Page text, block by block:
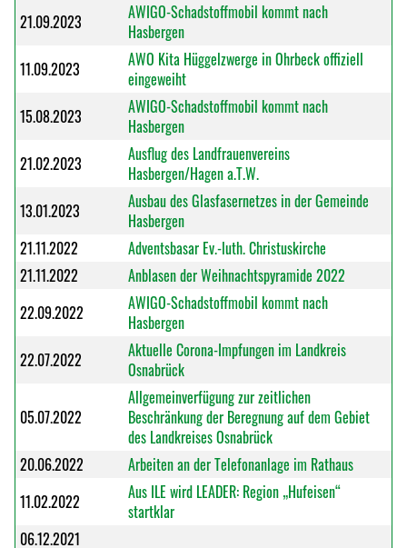
21.09.2023
AWIGO-Schadstoffmobil kommt nach
Hasbergen
11.09.2023
AWO Kita Hüggelzwerge in Ohrbeck offiziell
eingeweiht
15.08.2023
AWIGO-Schadstoffmobil kommt nach
Hasbergen
21.02.2023
Ausflug des Landfrauenvereins
Hasbergen/Hagen a.T.W.
13.01.2023
Ausbau des Glasfasernetzes in der Gemeinde
Hasbergen
21.11.2022
Adventsbasar Ev.-luth. Christuskirche
21.11.2022
Anblasen der Weihnachtspyramide 2022
22.09.2022
AWIGO-Schadstoffmobil kommt nach
Hasbergen
22.07.2022
Aktuelle Corona-Impfungen im Landkreis
Osnabrück
05.07.2022
Allgemeinverfügung zur zeitlichen
Beschränkung der Beregnung auf dem Gebiet
des Landkreises Osnabrück
20.06.2022
Arbeiten an der Telefonanlage im Rathaus
11.02.2022
Aus ILE wird LEADER: Region „Hufeisen“
startklar
06.12.2021